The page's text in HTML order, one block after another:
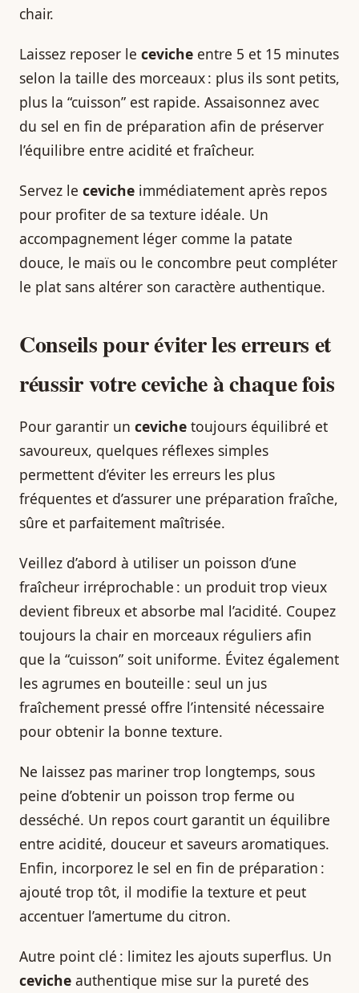
chair.
Laissez reposer le ceviche entre 5 et 15 minutes
selon la taille des morceaux : plus ils sont petits,
plus la “cuisson” est rapide. Assaisonnez avec
du sel en fin de préparation afin de préserver
l’équilibre entre acidité et fraîcheur.
Servez le ceviche immédiatement après repos
pour profiter de sa texture idéale. Un
accompagnement léger comme la patate
douce, le maïs ou le concombre peut compléter
le plat sans altérer son caractère authentique.
Conseils pour éviter les erreurs et
réussir votrecevicheà chaque fois
Pour garantir un ceviche toujours équilibré et
savoureux, quelques réflexes simples
permettent d’éviter les erreurs les plus
fréquentes et d’assurer une préparation fraîche,
sûre et parfaitement maîtrisée.
Veillez d’abord à utiliser un poisson d’une
fraîcheur irréprochable : un produit trop vieux
devient fibreux et absorbe mal l’acidité. Coupez
toujours la chair en morceaux réguliers afin
que la “cuisson” soit uniforme. Évitez également
les agrumes en bouteille : seul un jus
fraîchement pressé offre l’intensité nécessaire
pour obtenir la bonne texture.
Ne laissez pas mariner trop longtemps, sous
peine d’obtenir un poisson trop ferme ou
desséché. Un repos court garantit un équilibre
entre acidité, douceur et saveurs aromatiques.
Enfin, incorporez le sel en fin de préparation :
ajouté trop tôt, il modifie la texture et peut
accentuer l’amertume du citron.
Autre point clé : limitez les ajouts superflus. Un
ceviche authentique mise sur la pureté des